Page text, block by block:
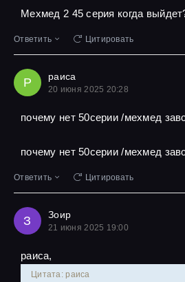
Мехмед 2 45 серия когда
Ответить Цитировать
Р раиса
20 июня 2025 20:28
почему нет 50серии /мехмед
почему нет 50серии /мехмед
Ответить Цитировать
З Зоир
21 июня 2025 19:00
раиса,
Цитата: раиса